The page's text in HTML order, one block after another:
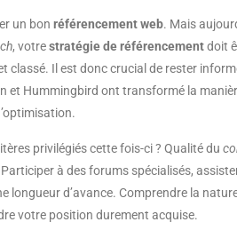
un bon référencement web. Mais
, votrestratégie de référencementdoit
Il est donc crucial de rester
et Hummingbird ont transformé la
privilégiés cette fois-ci ? Qualité du
à des forums spécialisés,
longueur d’avance. Comprendre la
votre position durement acquise.